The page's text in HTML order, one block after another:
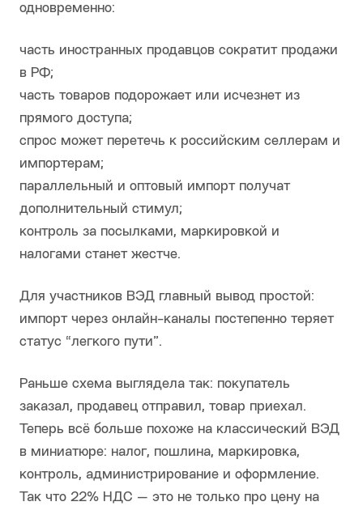
одновременно:
часть иностранных продавцов сократит продажи
в РФ;
часть товаров подорожает или исчезнет из
прямого доступа;
спрос может перетечь к российским селлерам и
импортерам;
параллельный и оптовый импорт получат
дополнительный стимул;
контроль за посылками, маркировкой и
налогами станет жестче.
Для участников ВЭД главный вывод простой:
импорт через онлайн-каналы постепенно теряет
статус “легкого пути”.
Раньше схема выглядела так: покупатель
заказал, продавец отправил, товар приехал.
Теперь всё больше похоже на классический ВЭД
в миниатюре: налог, пошлина, маркировка,
контроль, администрирование и оформление.
Так что 22% НДС — это не только про цену на